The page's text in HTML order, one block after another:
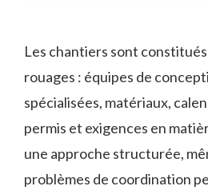
Les chantiers sont
rouages : équipes de
spécialisées, matériaux,
permis et exigences en
une approche structurée,
problèmes de coordination